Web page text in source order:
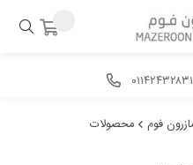
۰۱۱۴۲۴۳۲۸۳۱
فوم
محصولات